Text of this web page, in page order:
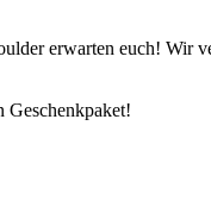
erwarten euch! Wir